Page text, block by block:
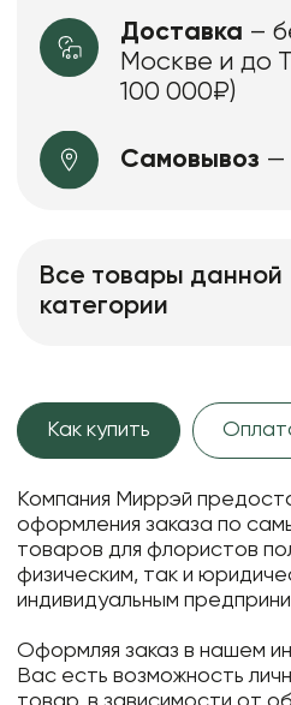
Доставка –
Москве и до
100 000₽)
Самовывоз —
Все товары данной
категории
Как купить
Компания Миррэй
оформления заказа по
товаров для флористов
физическим, так и
индивидуальным
Оформляя заказ в нашем
Вас есть возможность